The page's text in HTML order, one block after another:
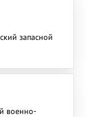
запасной
военно-